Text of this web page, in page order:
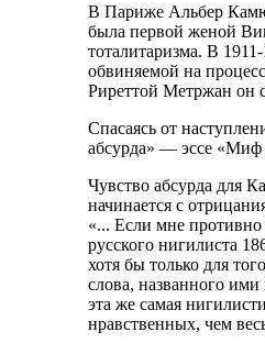
В Париже Альбер Камю
была первой женой
тоталитаризма. В
обвиняемой на
Риреттой Метржан он
Спасаясь от
абсурда» — эссе «Миф
Чувство абсурда для
начинается с
«... Если мне
русского нигилиста
хотя бы только для
слова, названного
эта же самая
нравственных, чем